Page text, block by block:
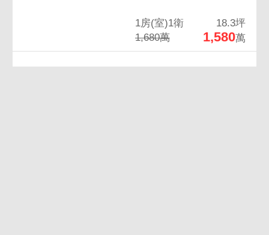
1房(室)1衛
18.3坪
1,680萬
1,580萬